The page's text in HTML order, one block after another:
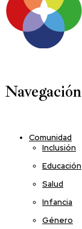
Navegación
Comunidad
Inclusión
Educación
Salud
Infancia
Género